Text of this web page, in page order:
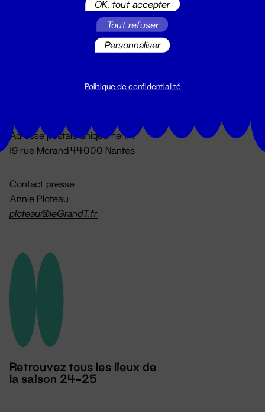
Du lundi au vendredi 14h → 18h
Adresse postale uniquement :
19 rue Morand 44000 Nantes
Contact presse
Annie Ploteau
ploteau@leGrandT.fr
Retrouvez tous les lieux de
la saison 24-25
OK, tout accepter
Tout refuser
Personnaliser
Politique de confidentialité